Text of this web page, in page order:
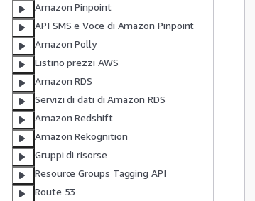
Amazon Pinpoint
API SMS e Voce di Amazon Pinpoint
Amazon Polly
Listino prezzi AWS
Amazon RDS
Servizi di dati di Amazon RDS
Amazon Redshift
Amazon Rekognition
Gruppi di risorse
Resource Groups Tagging API
Route 53